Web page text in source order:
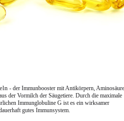
- der Immunbooster mit Antikörpern,
der Vormilch der Säugetiere. Durch die maximale
Immunglobuline G ist es ein wirksamer
gutes Immunsystem.